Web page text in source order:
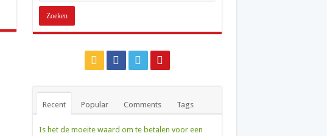
Recent Popular Comments Tags
Is het de moeite waard om te betalen voor een